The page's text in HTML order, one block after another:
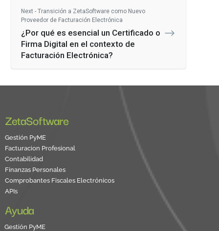
Next - Transición a ZetaSoftware como Nuevo
Proveedor de Facturación Electrónica
¿Por qué es esencial un Certificado o
Firma Digital en el contexto de
Facturación Electrónica?
ZetaSoftware
Gestión PyME
Facturacion Profesional
Contabilidad
Finanzas Personales
Comprobantes Fiscales Electrónicos
APIs
Ayuda
Gestión PyME